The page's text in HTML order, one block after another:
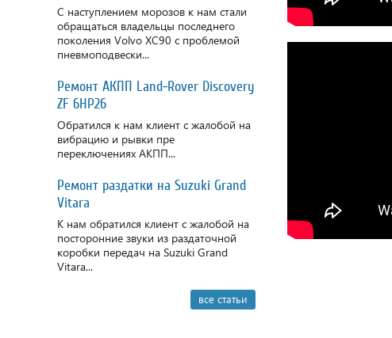
С наступлением морозов к нам стали
обращаться владельцы последнего
поколения Volvo XC90 с проблемой
пневмоподвески...
Ремонт АКПП Land-Rover Discovery
ZF 6HP26
Обратился к нам клиент с жалобой на
вибрацию и рывки пре
переключениях АКПП...
Ремонт раздатки на Suzuki Grand
Vitara
К нам обратился клиент с жалобой на
посторонние звуки из раздаточной
коробки передач на Suzuki Grand
Vitara...
все статьи